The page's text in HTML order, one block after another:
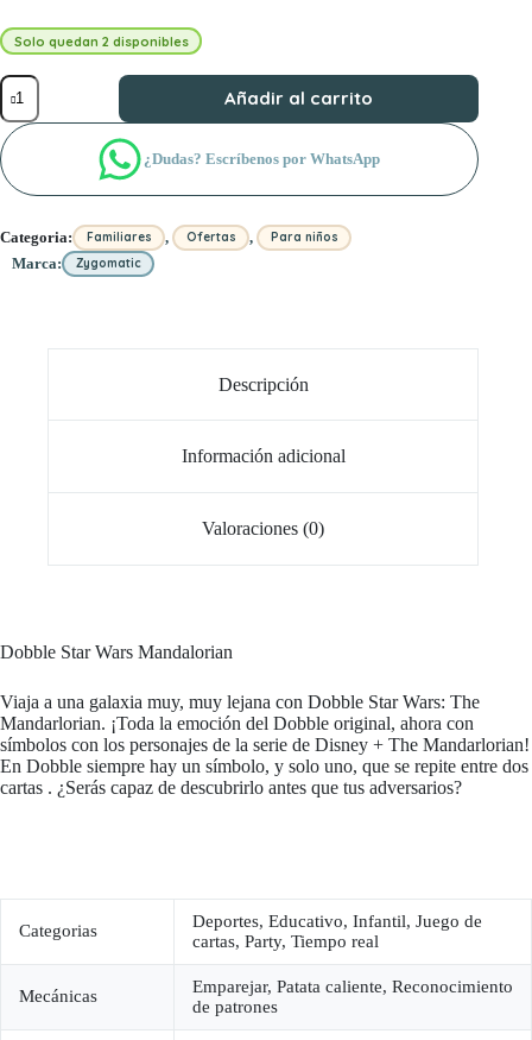
Solo quedan 2 disponibles
Dobble
Star
Wars
Mandalorian
cantidad
Añadir al carrito
¿Dudas? Escríbenos por WhatsApp
Categoria: Familiares , Ofertas , Para niños
Marca: Zygomatic
Descripción
Información adicional
Valoraciones (0)
Dobble Star Wars Mandalorian
Viaja a una galaxia muy, muy lejana con Dobble Star Wars: The
Mandarlorian. ¡Toda la emoción del Dobble original, ahora con
símbolos con los personajes de la serie de Disney + The Mandarlorian!
En Dobble siempre hay un símbolo, y solo uno, que se repite entre dos
cartas . ¿Serás capaz de descubrirlo antes que tus adversarios?
Categorias
Deportes, Educativo, Infantil, Juego de
cartas, Party, Tiempo real
Mecánicas
Emparejar, Patata caliente, Reconocimiento
de patrones